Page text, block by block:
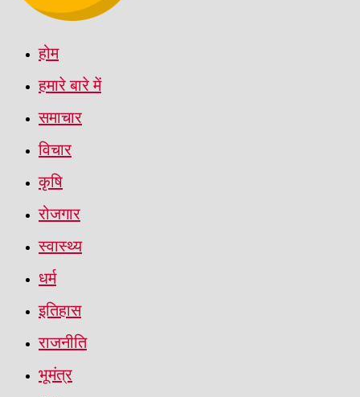
होम
हमारे बारे में
समाचार
विचार
कृषि
रोजगार
स्वास्थ्य
धर्म
इतिहास
राजनीति
भूमंत्र